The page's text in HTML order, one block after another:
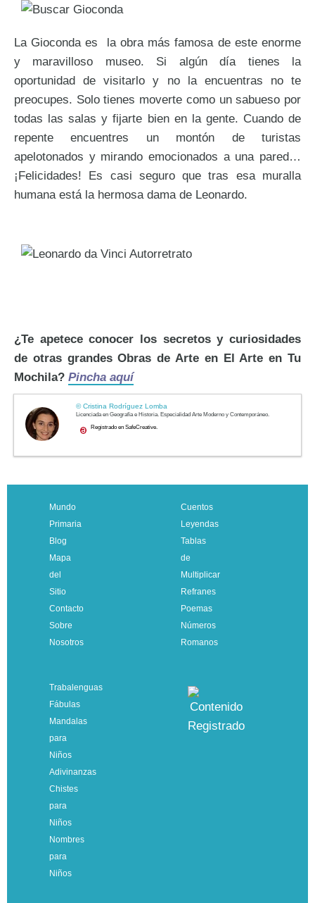
La Gioconda es la obra más famosa de este enorme
y maravilloso museo. Si algún día tienes la
oportunidad de visitarlo y no la encuentras no te
preocupes. Solo tienes moverte como un sabueso por
todas las salas y fijarte bien en la gente. Cuando de
repente encuentres un montón de turistas
apelotonados y mirando emocionados a una pared…
¡Felicidades! Es casi seguro que tras esa muralla
humana está la hermosa dama de Leonardo.
¿Te apetece conocer los secretos y curiosidades
de otras grandes Obras de Arte en El Arte en Tu
Mochila? Pincha aquí
Mundo
Primaria
Blog
Mapa
del
Sitio
Contacto
Sobre
Nosotros
Cuentos
Leyendas
Tablas
de
Multiplicar
Refranes
Poemas
Números
Romanos
Trabalenguas
Fábulas
Mandalas
para
Niños
Adivinanzas
Chistes
para
Niños
Nombres
para
Niños